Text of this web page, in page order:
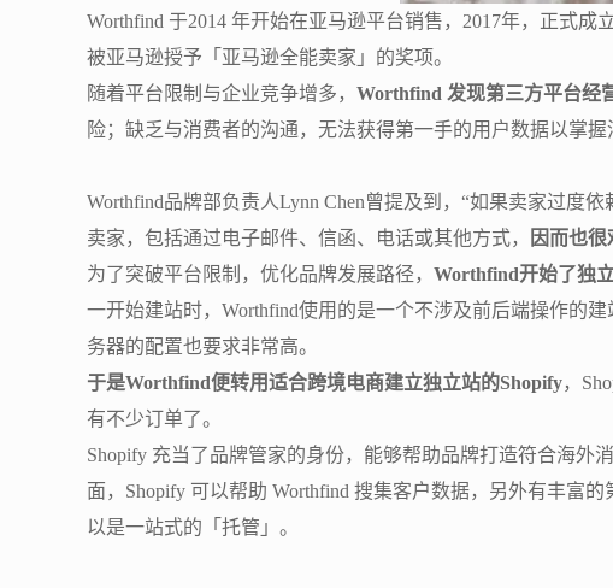
Worthfind 于2014 年开始在亚马逊平台销售，2017年，正式
被亚马逊授予「亚马逊全能卖家」的奖项。
随着平台限制与企业竞争增多， Worthfind 发现第三方平台经
险；缺乏与消费者的沟通，无法获得第一手的用户数据以掌
Worthfind品牌部负责人Lynn Chen曾提及到，“如果卖家过度依
卖家，包括通过电子邮件、信函、电话或其他方式，
因而也
为了突破平台限制，优化品牌发展路径， Worthfind开始了独立
一开始建站时，Worthfind使用的是一个不涉及前后端操作的
务器的配置也要求非常高。
于是Worthfind便转用适合跨境电商建立独立站的Shopify，
有不少订单了。
Shopify 充当了品牌管家的身份，能够帮助品牌打造符合海
面，Shopify 可以帮助 Worthfind 搜集客户数据，另外有丰富
以是一站式的「托管」。